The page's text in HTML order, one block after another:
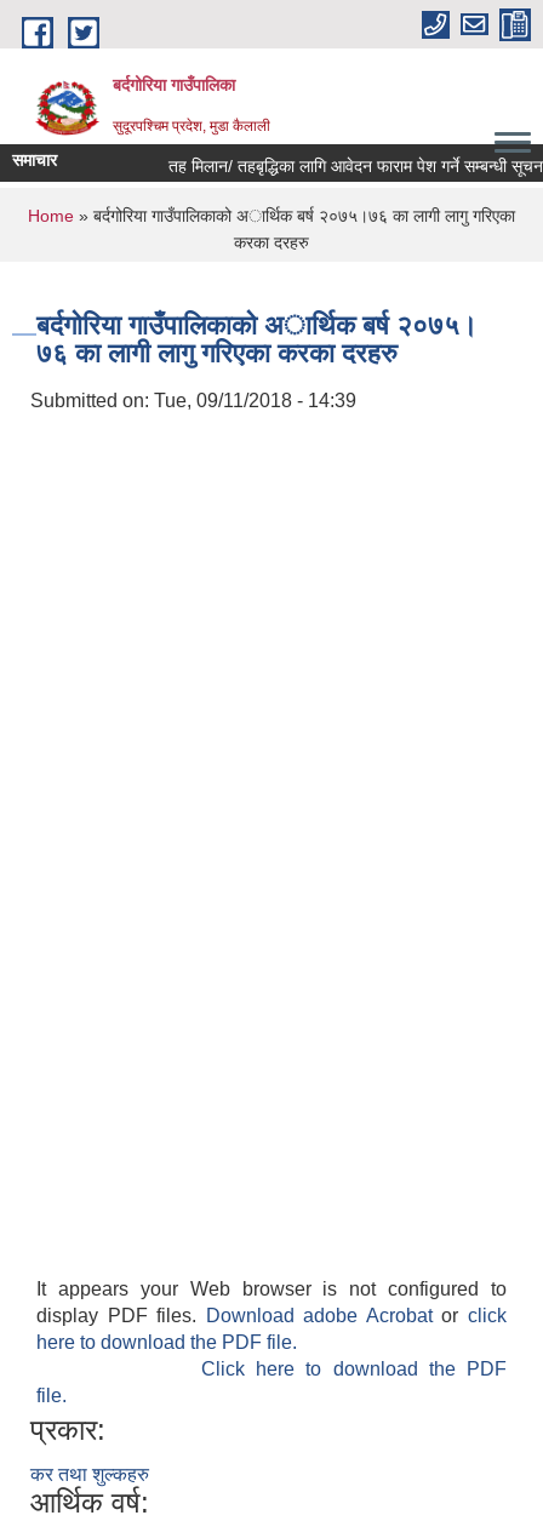
Skip to main content
बर्दगोरिया गाउँपालिका
सुदूरपश्चिम प्रदेश, मुडा कैलाली
समाचार तह मिलान/ तहबृद्धिका लागि आवेदन फाराम पेश गर्ने सम्बन्धी सूचना।
You are here
Home » बर्दगोरिया गाउँपालिकाको अार्थिक बर्ष २०७५।७६ का लागी लागु गरिएका
करका दरहरु
बर्दगोरिया गाउँपालिकाको अार्थिक बर्ष २०७५।
७६ का लागी लागु गरिएका करका दरहरु
Submitted on: Tue, 09/11/2018 - 14:39
It appears your Web browser is not configured to
display PDF files.
Download adobe Acrobatorclick
here to download the PDF file.
Click here to download the PDF
file.
प्रकार:
कर तथा शुल्कहरु
आर्थिक वर्ष: